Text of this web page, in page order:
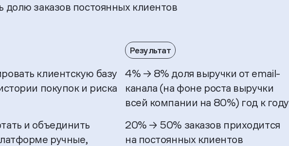
долю заказов постоянных клиентов
клиентскую базу
покупок и риска
и объединить
ручные,
Результат
4% → 8% доля выручки от email-
канала (на фоне роста выручки
всей компании на 80%) год к году
20% → 50% заказов приходится
на постоянных клиентов